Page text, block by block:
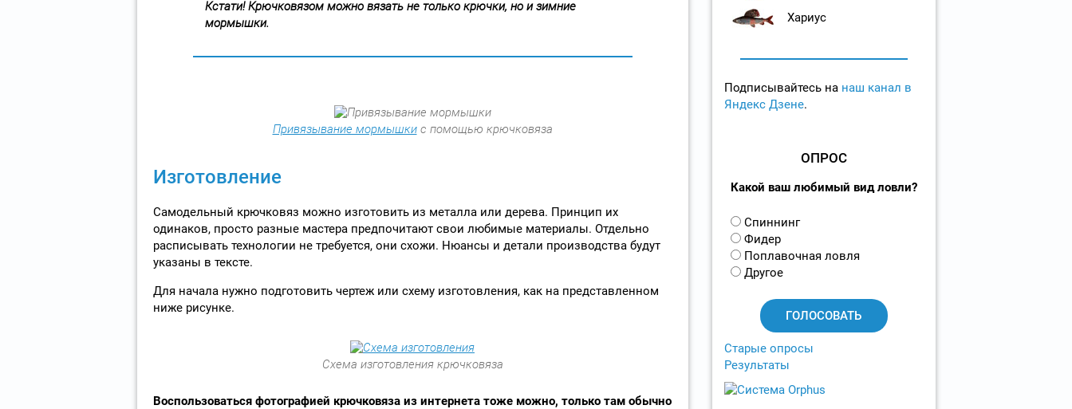
Кстати! Крючковязом можно вязать не только крючки, но и зимние
мормышки.
Привязывание мормышкис помощью крючковяза
Изготовление
Самодельный крючковяз можно изготовить из металла или дерева. Принцип их
одинаков, просто разные мастера предпочитают свои любимые материалы. Отдельно
расписывать технологии не требуется, они схожи. Нюансы и детали производства будут
указаны в тексте.
Для начала нужно подготовить чертеж или схему изготовления, как на представленном
ниже рисунке.
Схема изготовления крючковяза
Воспользоваться фотографией крючковяза из интернета тоже можно, только там обычно
Хариус
Подписывайтесь на наш канал в
Яндекс Дзене.
ОПРОС
Какой ваш любимый вид ловли?
В
а
р
и
Спиннинг
Фидер
Поплавочная ловля
Другое
Старые опросы
Результаты